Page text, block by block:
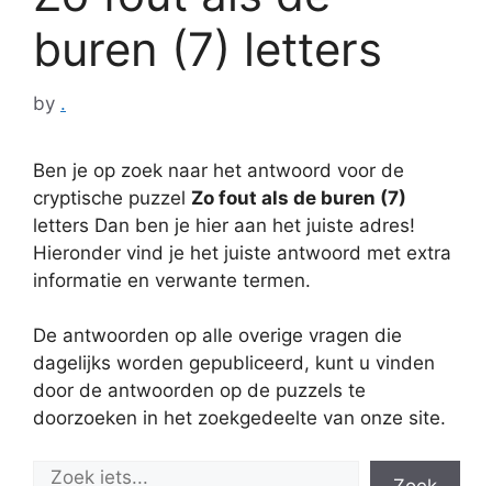
buren (7) letters
by .
Ben je op zoek naar het antwoord voor de
cryptische puzzel Zo fout als de buren (7)
letters Dan ben je hier aan het juiste adres!
Hieronder vind je het juiste antwoord met extra
informatie en verwante termen.
De antwoorden op alle overige vragen die
dagelijks worden gepubliceerd, kunt u vinden
door de antwoorden op de puzzels te
doorzoeken in het zoekgedeelte van onze site.